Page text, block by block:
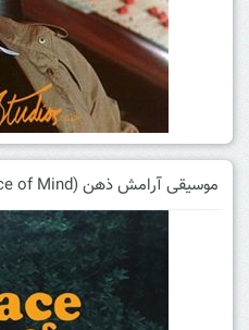
موسیقی آرامش ذهن (Peace of Mind)